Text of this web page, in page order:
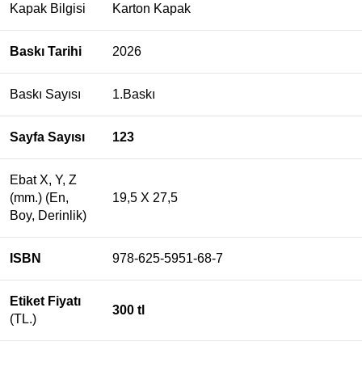
Kapak Bilgisi Karton Kapak
Baskı Tarihi 2026
Baskı Sayısı 1.Baskı
Sayfa Sayısı 123
Ebat X, Y, Z
(mm.) (En,
Boy, Derinlik)
19,5 X 27,5
ISBN 978-625-5951-68-7
Etiket Fiyatı
(TL.)
300 tl